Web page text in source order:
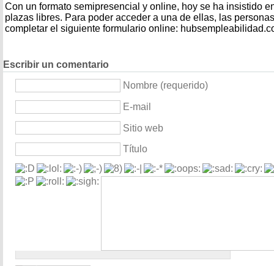
Con un formato semipresencial y online, hoy se ha insistido
plazas libres. Para poder acceder a una de ellas, las
completar el siguiente formulario online:
Escribir un comentario
Nombre (requerido)
E-mail
Sitio web
Título